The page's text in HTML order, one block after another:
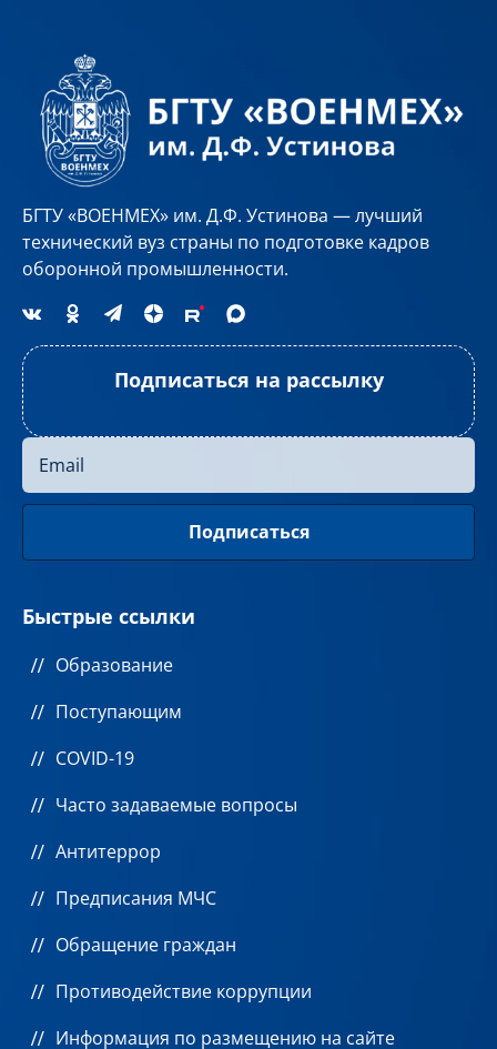
БГТУ «ВОЕНМЕХ» им. Д.Ф. Устинова — лучший
технический вуз страны по подготовке кадров
оборонной промышленности.
Подписаться на рассылку
Быстрые ссылки
Образование
Поступающим
COVID-19
Часто задаваемые вопросы
Антитеррор
Предписания МЧС
Обращение граждан
Противодействие коррупции
Информация по размещению на сайте